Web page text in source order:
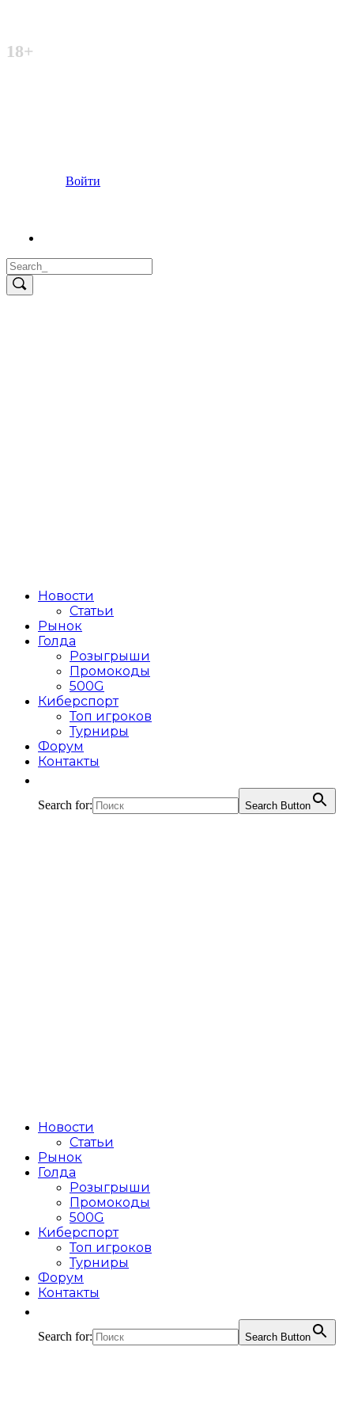
18+
Войти
Новости
Статьи
Рынок
Голда
Розыгрыши
Промокоды
500G
Киберспорт
Топ игроков
Турниры
Форум
Контакты
Search for: Search Button
Новости
Статьи
Рынок
Голда
Розыгрыши
Промокоды
500G
Киберспорт
Топ игроков
Турниры
Форум
Контакты
Search for: Search Button